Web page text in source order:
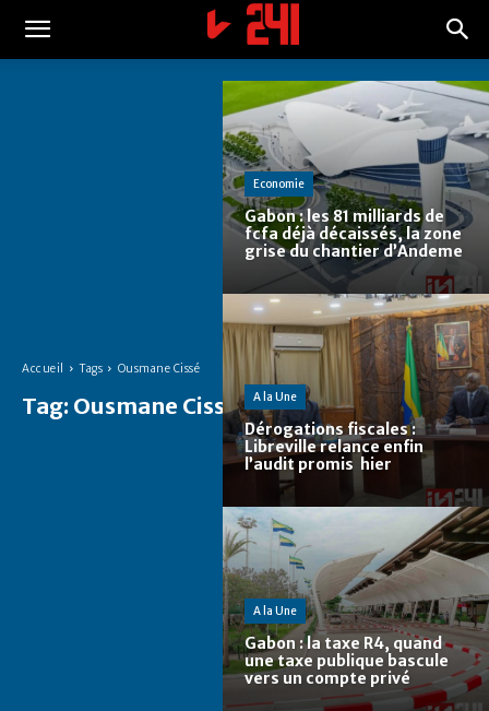
Accueil Tags Ousmane Cissé
Tag: Ousmane Cissé
Economie
Gabon : les 81 milliards de
fcfa déjà décaissés, la zone
grise du chantier d’Andeme
A la Une
Dérogations fiscales :
Libreville relance enfin
l’audit promis hier
A la Une
Gabon : la taxe R4, quand
une taxe publique bascule
vers un compte privé